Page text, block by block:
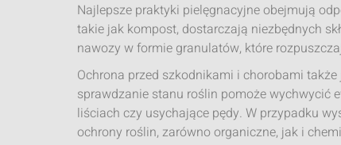
Najlepsze praktyki pielęgnacyjne obejmują
takie jak kompost, dostarczają niezbędnych
nawozy w formie granulatów, które
Ochrona przed szkodnikami i chorobami
sprawdzanie stanu roślin pomoże wychwycić
liściach czy usychające pędy. W przypadku
ochrony roślin, zarówno organiczne, jak i